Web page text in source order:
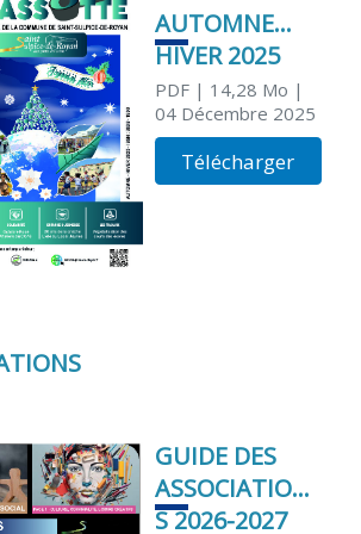
AUTOMNE
HIVER 2025
PDF| 14,28 Mo |
04 Décembre 2025
Télécharger
GUIDE DES
ASSOCIATION
S 2026-2027